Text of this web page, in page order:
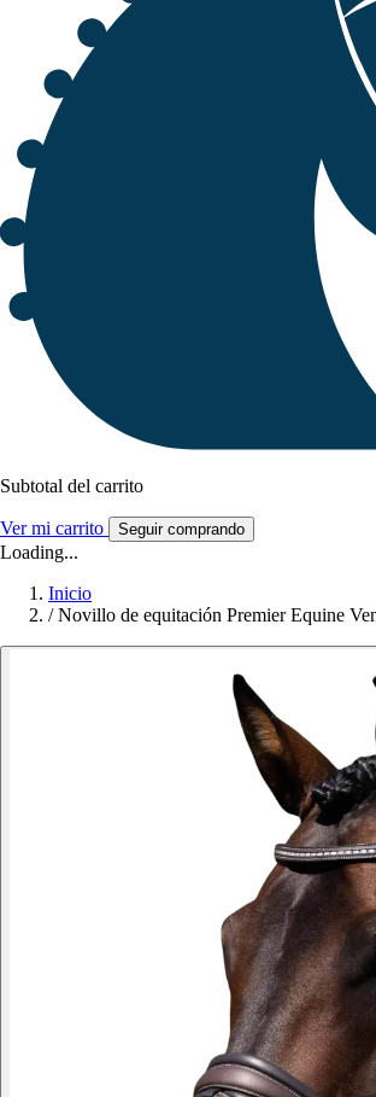
Subtotal del carrito
Ver mi carrito Seguir comprando
Loading...
Inicio
/ Novillo de equitación Premier Equine